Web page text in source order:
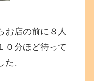
お店の前に８人
０分ほど待って
。